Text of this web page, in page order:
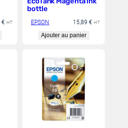
€ HT
bottle
EPSON 15,89 € HT
Ajouter au panier